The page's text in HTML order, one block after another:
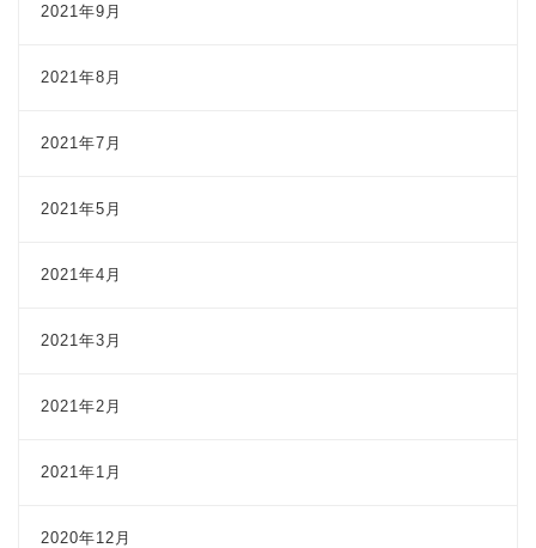
2021年9月
2021年8月
2021年7月
2021年5月
2021年4月
2021年3月
2021年2月
2021年1月
2020年12月